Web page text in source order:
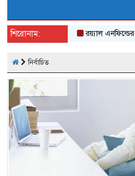
শিরোনাম:
র‌য়্যাল এনফিল্ডের
নির্বাচিত